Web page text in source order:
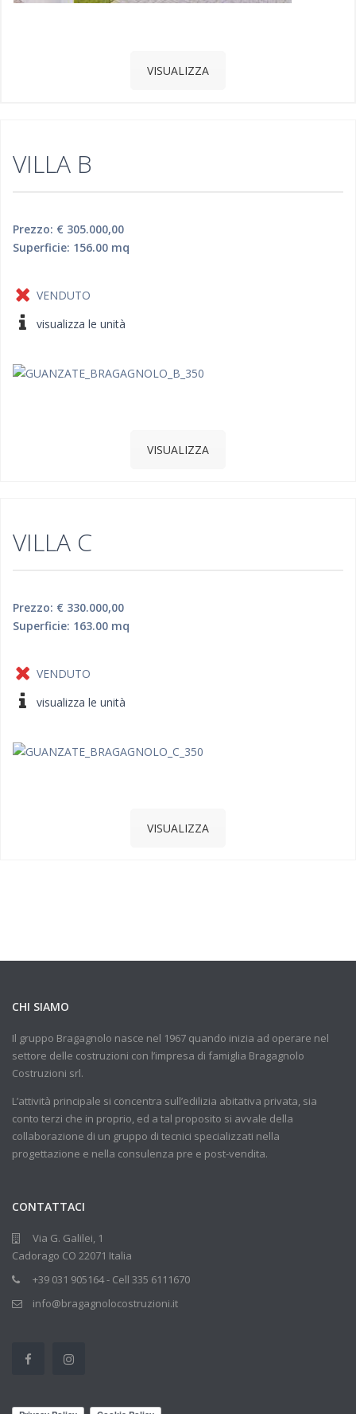
VISUALIZZA
VILLA B
Prezzo: € 305.000,00
Superficie: 156.00 mq
VENDUTO
visualizza le unità
VISUALIZZA
VILLA C
Prezzo: € 330.000,00
Superficie: 163.00 mq
VENDUTO
visualizza le unità
VISUALIZZA
CHI SIAMO
Il gruppo Bragagnolo nasce nel 1967 quando inizia ad operare nel
settore delle costruzioni con l’impresa di famiglia Bragagnolo
Costruzioni srl.
L’attività principale si concentra sull’edilizia abitativa privata, sia
conto terzi che in proprio, ed a tal proposito si avvale della
collaborazione di un gruppo di tecnici specializzati nella
progettazione e nella consulenza pre e post-vendita.
CONTATTACI
Via G. Galilei, 1
Cadorago CO 22071 Italia
+39 031 905164 - Cell 335 6111670
info@bragagnolocostruzioni.it